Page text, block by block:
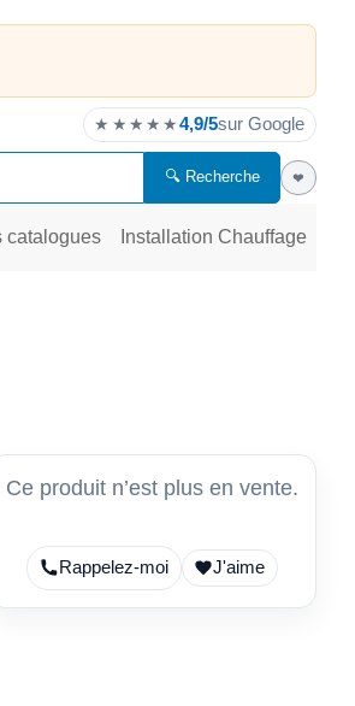
★★★★★4,9/5sur Google
🔍 Recherche ❤
catalogues Installation Chauffage
Ce produit n’est plus en vente.
Rappelez-moi J'aime